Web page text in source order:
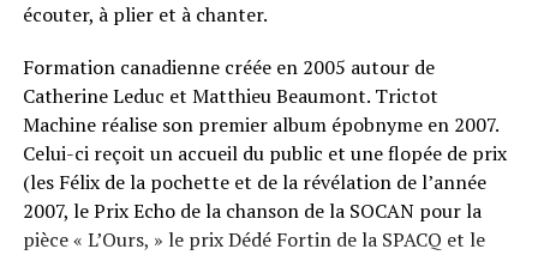
écouter, à plier et à chanter.
Formation canadienne créée en 2005 autour de
Catherine Leduc et Matthieu Beaumont. Trictot
Machine réalise son premier album épobnyme en 2007.
Celui-ci reçoit un accueil du public et une flopée de prix
(les Félix de la pochette et de la révélation de l’année
2007, le Prix Echo de la chanson de la SOCAN pour la
pièce « L’Ours, » le prix Dédé Fortin de la SPACQ et le